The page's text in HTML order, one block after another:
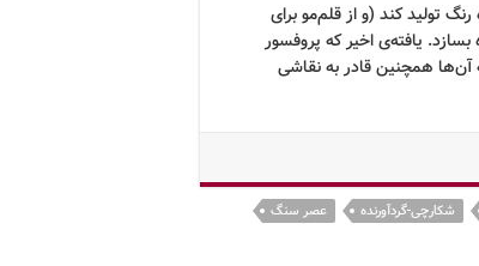
تولید کند (و از قلم‌مو برای
یافته‌ی اخیر که پروفسور
آن‌ها همچنین قادر به نقاشی
شکارچی-گردآورنده
عصر سنگ